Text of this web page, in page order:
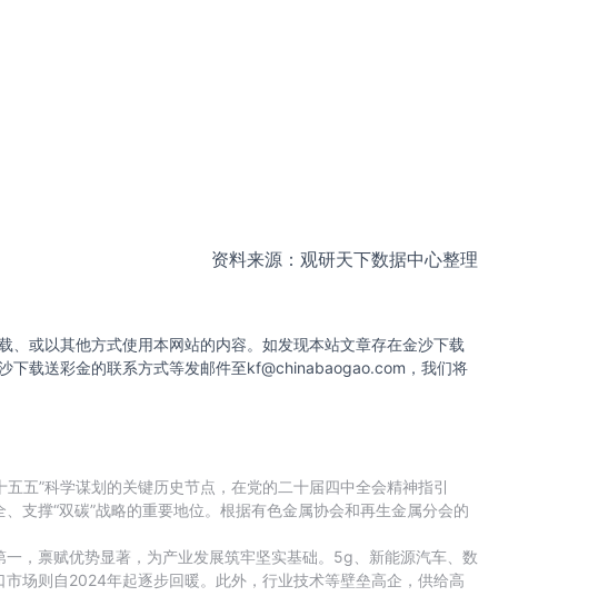
资料来源：观研天下数据中心整理
、或以其他方式使用本网站的内容。如发现本站文章存在金沙下载
下载送彩金的联系方式等发邮件至kf@chinabaogao.com ，我们将
五”科学谋划的关键历史节点，在党的二十届四中全会精神指引
支撑“双碳”战略的重要地位。根据有色金属协会和再生金属分会的
，禀赋优势显著，为产业发展筑牢坚实基础。5g、新能源汽车、数
场则自2024年起逐步回暖。此外，行业技术等壁垒高企，供给高